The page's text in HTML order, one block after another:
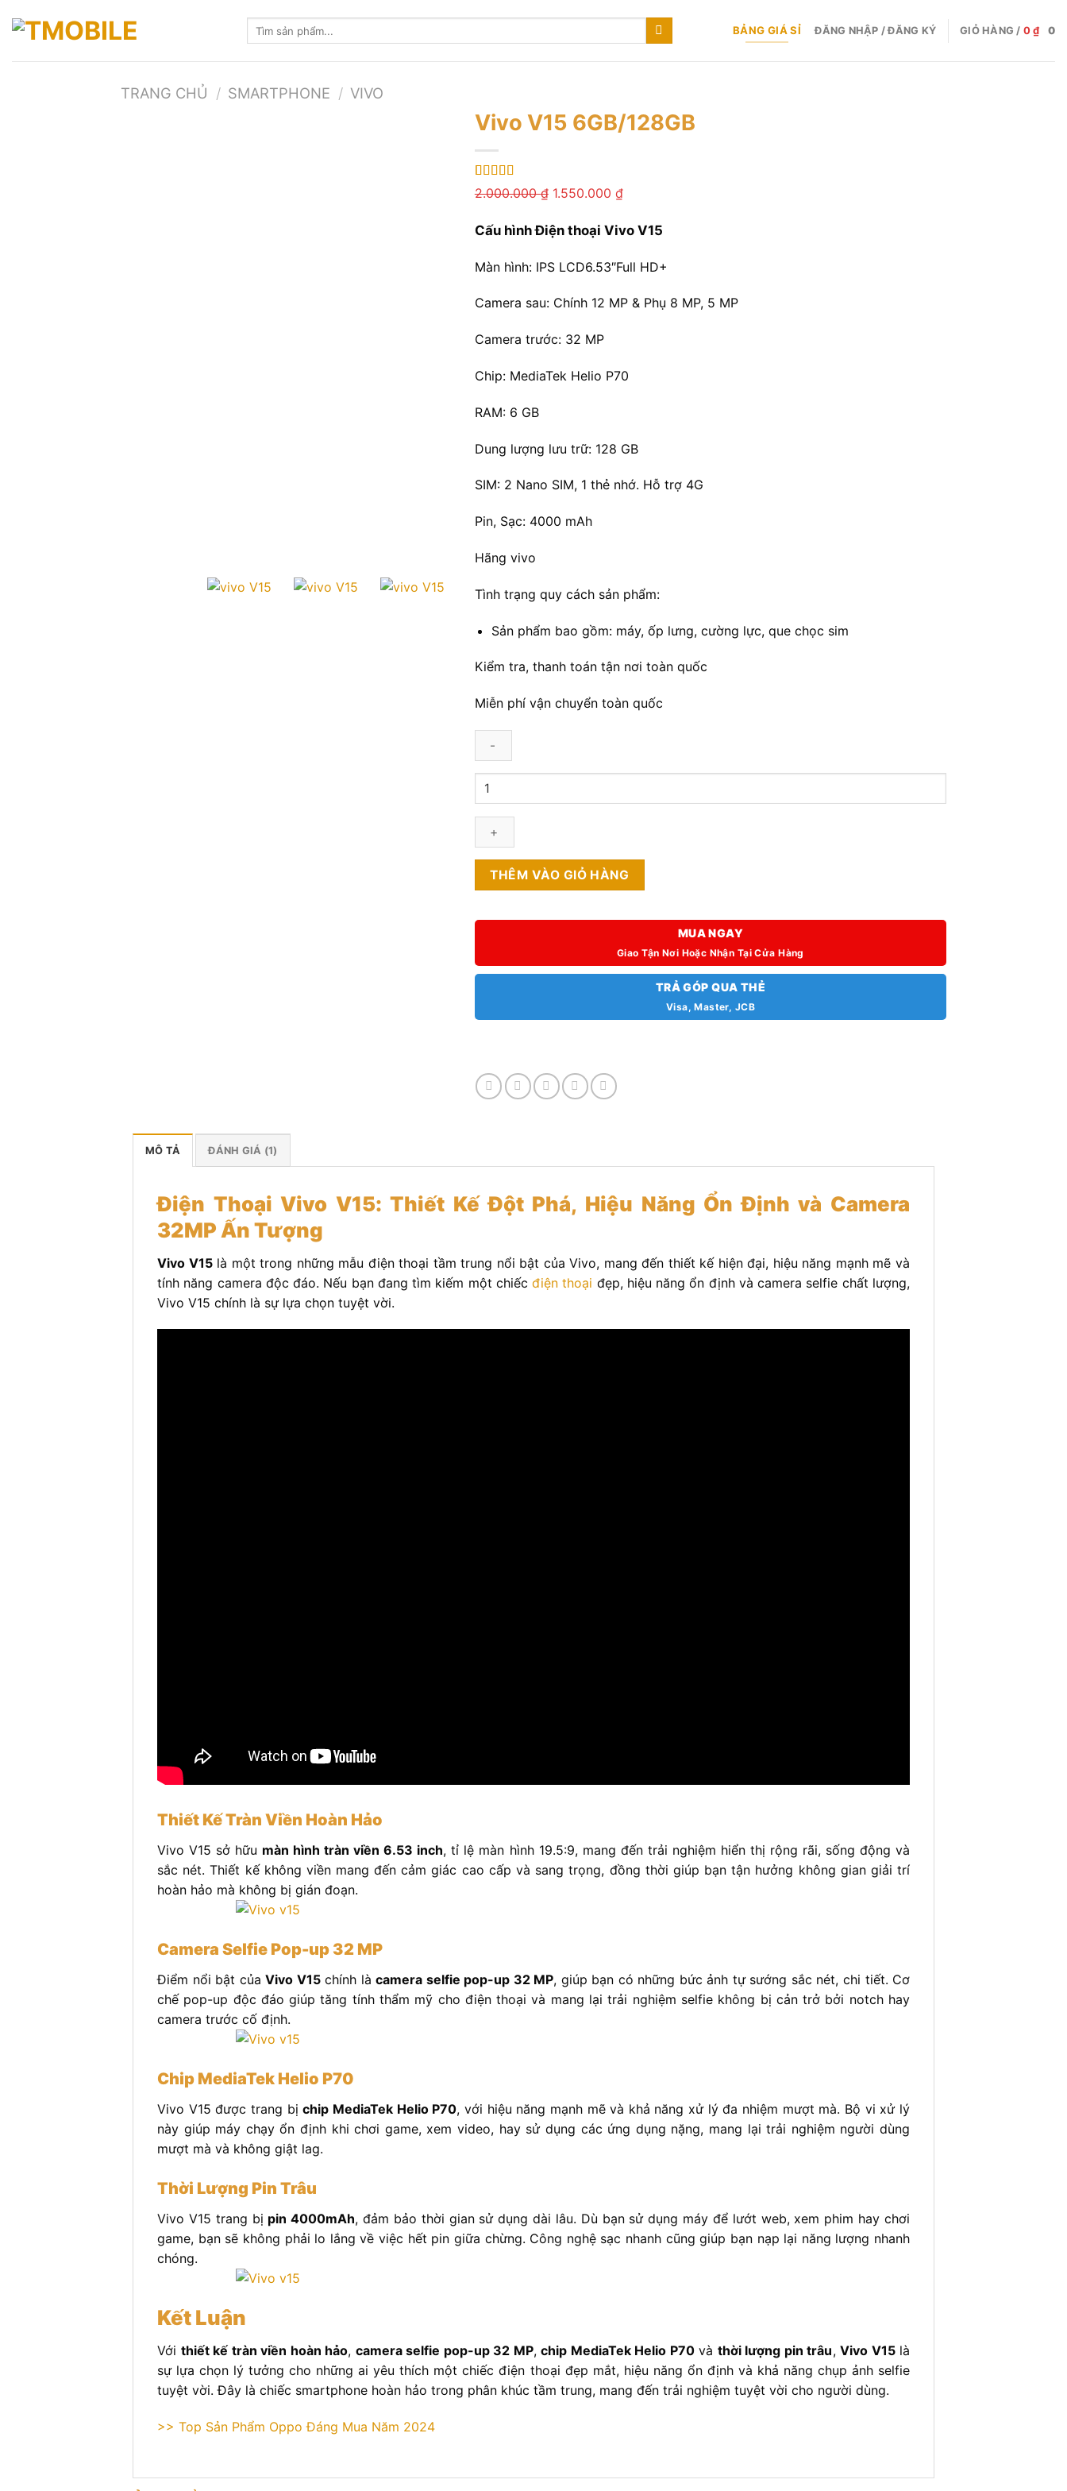
Tìm
BẢNG GIÁ SỈ ĐĂNG NHẬP / ĐĂNG KÝ GIỎ HÀNG / 0₫ 0
TRANG CHỦ / SMARTPHONE / VIVO
Vivo V15 6GB/128GB
5.00trên 5
dựa trên
1
2.000.000₫ Giá
là:
1.550.000 ₫Giá
tại
1.550.000 ₫.
Cấu hình Điện thoại Vivo V15
Màn hình: IPS LCD6.53″Full HD+
Camera sau: Chính 12 MP & Phụ 8 MP, 5 MP
Camera trước: 32 MP
Chip: MediaTek Helio P70
RAM: 6 GB
Dung lượng lưu trữ: 128 GB
SIM: 2 Nano SIM, 1 thẻ nhớ. Hỗ trợ 4G
Pin, Sạc: 4000 mAh
Hãng vivo
Tình trạng quy cách sản phẩm:
Sản phẩm bao gồm: máy, ốp lưng, cường lực, que chọc sim
Kiểm tra, thanh toán tận nơi toàn quốc
Miễn phí vận chuyển toàn quốc
Vivo
V15
6GB/128GB
THÊM VÀO GIỎ HÀNG
MUA NGAY
Giao Tận Nơi Hoặc Nhận Tại Cửa Hàng
TRẢ GÓP QUA THẺ
Visa, Master, JCB
MÔ TẢ ĐÁNH GIÁ (1)
Điện Thoại Vivo V15: Thiết Kế Đột Phá, Hiệu Năng Ổn Định và Camera
32MP Ấn Tượng
Vivo V15là một trong những mẫu điện thoại tầm trung nổi bật của Vivo, mang đến thiết kế hiện đại, hiệu năng mạnh mẽ và
tính năng camera độc đáo. Nếu bạn đang tìm kiếm một chiếcđiện thoại đẹp, hiệu năng ổn định và camera selfie chất lượng,
Vivo V15 chính là sự lựa chọn tuyệt vời.
Thiết Kế Tràn Viền Hoàn Hảo
Vivo V15 sở hữu màn hình tràn viền 6.53 inch, tỉ lệ màn hình 19.5:9, mang đến trải nghiệm hiển thị rộng rãi, sống động và
sắc nét. Thiết kế không viền mang đến cảm giác cao cấp và sang trọng, đồng thời giúp bạn tận hưởng không gian giải trí
hoàn hảo mà không bị gián đoạn.
Camera Selfie Pop-up 32 MP
Điểm nổi bật củaVivo V15chính làcamera selfie pop-up 32 MP, giúp bạn có những bức ảnh tự sướng sắc nét, chi tiết. Cơ
chế pop-up độc đáo giúp tăng tính thẩm mỹ cho điện thoại và mang lại trải nghiệm selfie không bị cản trở bởi notch hay
camera trước cố định.
Chip MediaTek Helio P70
Vivo V15 được trang bịchip MediaTek Helio P70, với hiệu năng mạnh mẽ và khả năng xử lý đa nhiệm mượt mà. Bộ vi xử lý
này giúp máy chạy ổn định khi chơi game, xem video, hay sử dụng các ứng dụng nặng, mang lại trải nghiệm người dùng
mượt mà và không giật lag.
Thời Lượng Pin Trâu
Vivo V15 trang bị pin 4000mAh, đảm bảo thời gian sử dụng dài lâu. Dù bạn sử dụng máy để lướt web, xem phim hay chơi
game, bạn sẽ không phải lo lắng về việc hết pin giữa chừng. Công nghệ sạc nhanh cũng giúp bạn nạp lại năng lượng nhanh
chóng.
Kết Luận
Với thiết kế tràn viền hoàn hảo, camera selfie pop-up 32 MP,chip MediaTek Helio P70và thời lượng pin trâu,Vivo V15là
sự lựa chọn lý tưởng cho những ai yêu thích một chiếc điện thoại đẹp mắt, hiệu năng ổn định và khả năng chụp ảnh selfie
tuyệt vời. Đây là chiếc smartphone hoàn hảo trong phân khúc tầm trung, mang đến trải nghiệm tuyệt vời cho người dùng.
>> Top Sản Phẩm Oppo Đáng Mua Năm 2024